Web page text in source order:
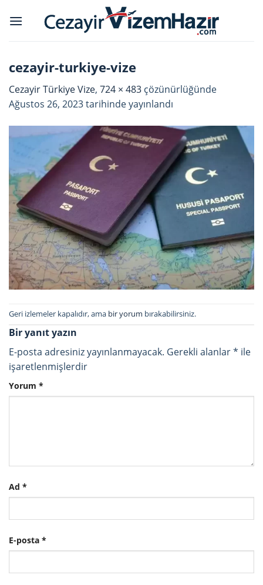
cezayir-turkiye-vize
Cezayir Türkiye Vize, 724 × 483 çözünürlüğünde
Ağustos 26, 2023tarihinde yayınlandı
Geri izlemeler kapalıdır, ama bir yorum bırakabilirsiniz.
Bir yanıt yazın
E-posta adresiniz yayınlanmayacak. Gerekli alanlar* ile
işaretlenmişlerdir
Yorum *
Ad *
E-posta *